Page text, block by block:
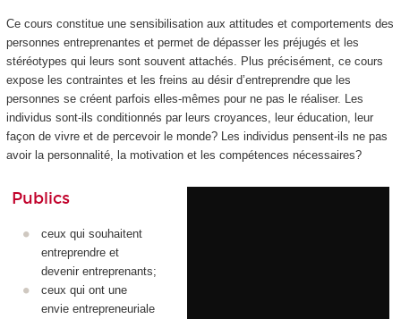
Ce cours constitue une sensibilisation aux attitudes et comportements des
personnes entreprenantes et permet de dépasser les préjugés et les
stéréotypes qui leurs sont souvent attachés. Plus précisément, ce cours
expose les contraintes et les freins au désir d’entreprendre que les
personnes se créent parfois elles-mêmes pour ne pas le réaliser. Les
individus sont-ils conditionnés par leurs croyances, leur éducation, leur
façon de vivre et de percevoir le monde? Les individus pensent-ils ne pas
avoir la personnalité, la motivation et les compétences nécessaires?
Publics
ceux qui souhaitent
entreprendre et
devenir entreprenants;
ceux qui ont une
envie entrepreneuriale